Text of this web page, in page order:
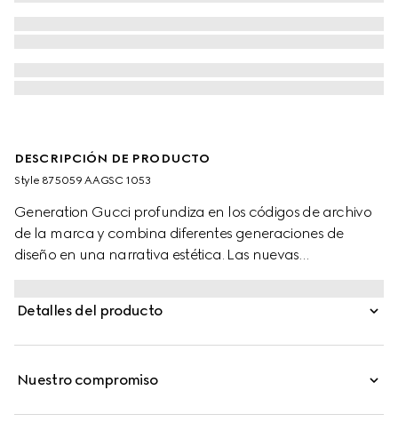
DESCRIPCIÓN DE PRODUCTO
Style ‎875059 AAGSC 1053
Generation Gucci profundiza en los códigos de archivo
de la marca y combina diferentes generaciones de
diseño en una narrativa estética. Las nuevas
excepcionalmente suave se completa con ribete de piel
Detalles del producto
Nuestro compromiso